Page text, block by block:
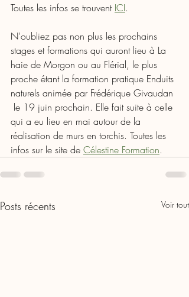
Toutes les infos se trouvent ICI.
N'oubliez pas non plus les prochains
stages et formations qui auront lieu à La
haie de Morgon ou au Flérial, le plus
proche étant la formation pratique Enduits
naturels animée par Frédérique Givaudan
le 19 juin prochain. Elle fait suite à celle
qui a eu lieu en mai autour de la
réalisation de murs en torchis. Toutes les
infos sur le site de Célestine Formation.
Posts récents Voir tout